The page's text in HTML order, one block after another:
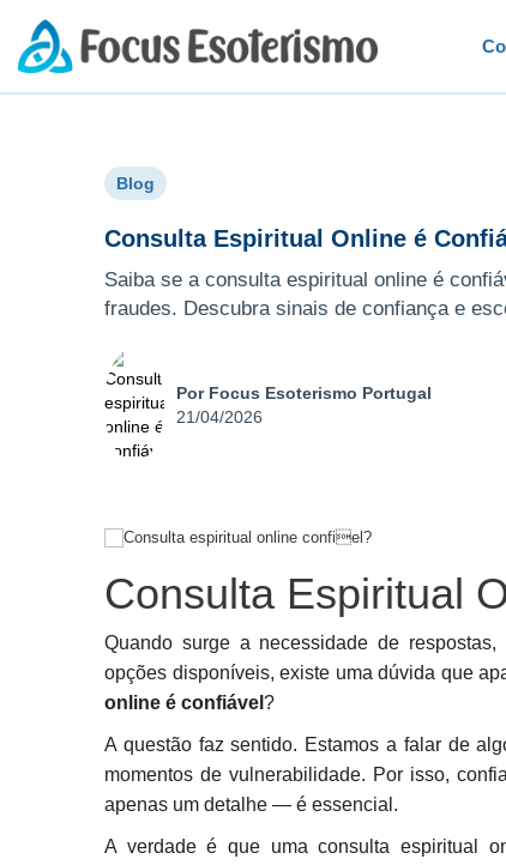
Blog
Consulta Espiritual Online é
Saiba se a consulta espiritual online é
fraudes. Descubra sinais de confiança e
Por Focus Esoterismo Portugal
21/04/2026
Consulta Espiritual
Quando surge a necessidade de
opções disponíveis, existe uma dúvida que
online é confiável ?
A questão faz sentido. Estamos a falar de
momentos de vulnerabilidade. Por isso,
apenas um detalhe — é essencial.
A verdade é que uma consulta espiritual